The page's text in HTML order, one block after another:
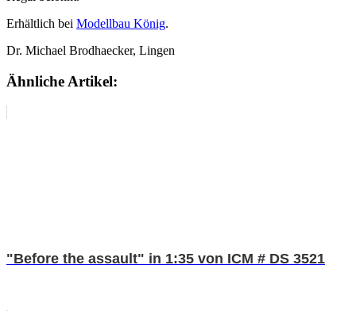
Erhältlich bei Modellbau König.
Dr. Michael Brodhaecker, Lingen
Ähnliche Artikel:
"Before the assault" in 1:35 von ICM # DS 3521